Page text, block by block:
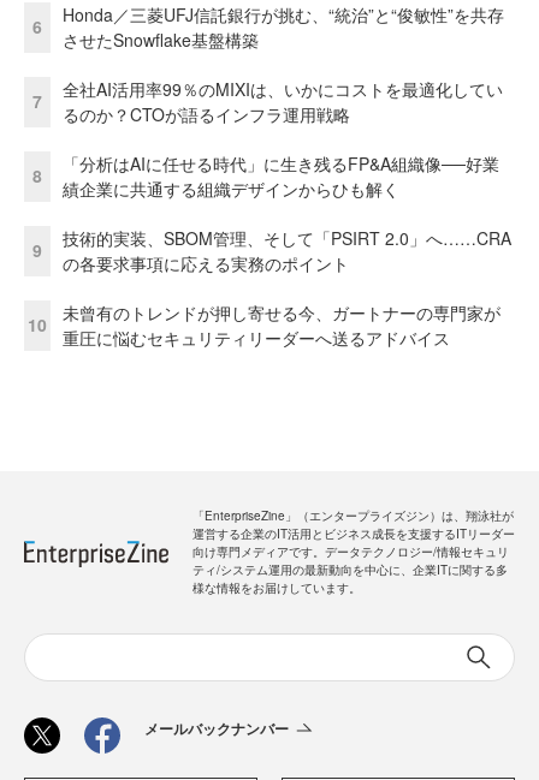
6
Honda／三菱UFJ信託銀行が挑む、“統治”と“俊敏性”を共存
させたSnowflake基盤構築
7
全社AI活用率99％のMIXIは、いかにコストを最適化してい
るのか？CTOが語るインフラ運用戦略
8
「分析はAIに任せる時代」に生き残るFP&A組織像──好業
績企業に共通する組織デザインからひも解く
9
技術的実装、SBOM管理、そして「PSIRT 2.0」へ……CRA
の各要求事項に応える実務のポイント
10
未曾有のトレンドが押し寄せる今、ガートナーの専門家が
重圧に悩むセキュリティリーダーへ送るアドバイス
「EnterpriseZine」（エンタープライズジン）は、翔泳社が
運営する企業のIT活用とビジネス成長を支援するITリーダー
向け専門メディアです。データテクノロジー/情報セキュリ
ティ/システム運用の最新動向を中心に、企業ITに関する多
様な情報をお届けしています。
メールバックナンバー